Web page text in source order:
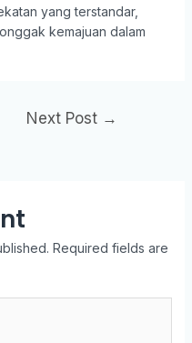
yang terstandar,
kemajuan dalam
Next Post →
Required fields are